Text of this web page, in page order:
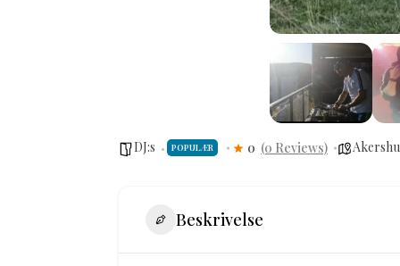
DJ:s POPULÆR 0 (0 Reviews)
Beskrivelse